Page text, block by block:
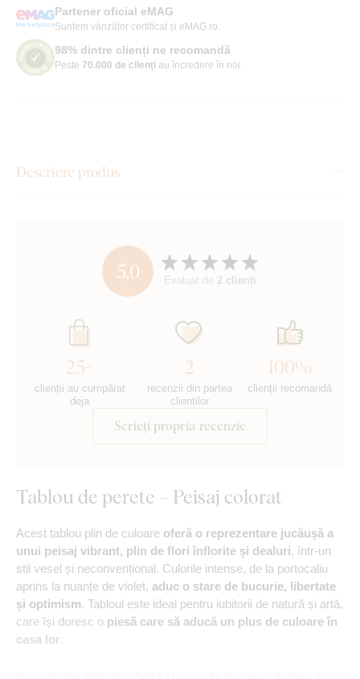
Partener oficial eMAG
Suntem vânzător certificat și eMAG.ro.
98% dintre clienți ne recomandă
Peste 70.000 de clienți au încredere în noi.
Descriere produs
5,0 Evaluat de 2 clienți
25+
clienții au cumpărat
deja
2
recenzii din partea
clienților
100%
clienții recomandă
Scrieți propria recenzie
Tablou de perete – Peisaj colorat
Acest tablou plin de culoare oferă o reprezentare jucăușă a
unui peisaj vibrant, plin de flori înflorite și dealuri, într-un
stil vesel și neconvențional. Culorile intense, de la portocaliu
aprins la nuanțe de violet, aduc o stare de bucurie, libertate
și optimism. Tabloul este ideal pentru iubitorii de natură și artă,
care își doresc o piesă care să aducă un plus de culoare în
casa lor.